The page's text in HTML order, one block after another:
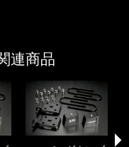
連商品